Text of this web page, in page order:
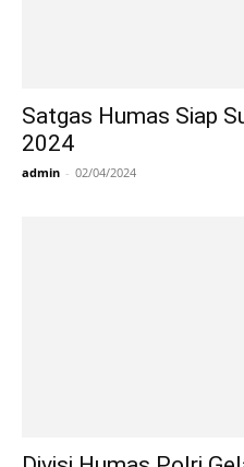
Satgas Humas Siap
2024
admin - 02/04/2024